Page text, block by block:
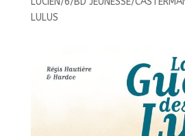
LULUS
GUERRE